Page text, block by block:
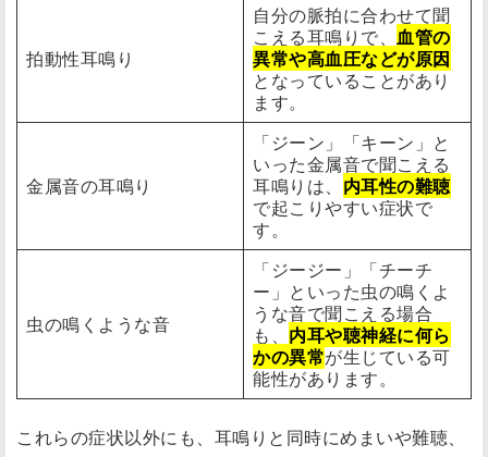
拍動性耳鳴り
自分の脈拍に合わせて聞
こえる耳鳴りで、 血管の
異常や高血圧などが原因
となっていることがあり
ます。
金属音の耳鳴り
「ジーン」「キーン」と
いった金属音で聞こえる
耳鳴りは、 内耳性の難聴
で起こりやすい症状で
す。
虫の鳴くような音
「ジージー」「チーチ
ー」といった虫の鳴くよ
うな音で聞こえる場合
も、 内耳や聴神経に何ら
かの異常が生じている可
能性があります。
これらの症状以外にも、耳鳴りと同時にめまいや難聴、